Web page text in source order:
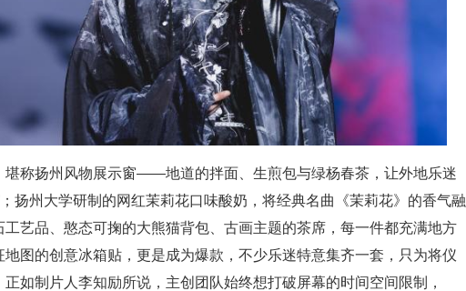
堪称扬州风物展示窗——地道的拌面、生煎包与绿杨春茶，让外地乐迷
扬州大学研制的网红茉莉花口味酸奶，将经典名曲《茉莉花》的香气融
艺品、憨态可掬的大熊猫背包、古画主题的茶席，每一件都充满地方
图的创意冰箱贴，更是成为爆款，不少乐迷特意集齐一套，只为将仪
如制片人李知励所说，主创团队始终想打破屏幕的时间空间限制，